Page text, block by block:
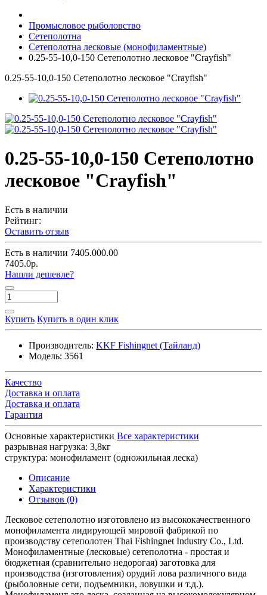
Промысловое рыболовство
Сетеполотна
Сетеполотна лесковые (монофиламентные)
0.25-55-10,0-150 Сетеполотно лесковое "Crayfish"
0.25-55-10,0-150 Сетеполотно лесковое "Crayfish"
0.25-55-10,0-150 Сетеполотно
лесковое "Crayfish"
Есть в наличии
Рейтинг:
Оставить отзыв
Есть в наличии 7405.000.00
7405.0р.
Нашли дешевле?
Купить Купить в один клик
Производитель: KKF Fishingnet (Тайланд)
Модель: 3561
Качество
Доставка и оплата
Доставка и оплата
Гарантия
Основные характеристики Все характеристики
разрывная нагрузка: 3,8кг
структура: монофиламент (одножильная леска)
Описание
Характеристики
Отзывов (0)
Лесковое сетеполотно изготовлено из высококачественного
монофиламента лидирующей мировой фабрикой по
производству сетеполотен Thai Fishingnet Industry Co., Ltd.
Монофиламентные (лесковые) сетеполотна - простая и
бюджетная (сравнительно недорогая) заготовка для
производства (изготовления) орудий лова различного вида
(рыболовные сети, подъемники, ловушки и т.д.).